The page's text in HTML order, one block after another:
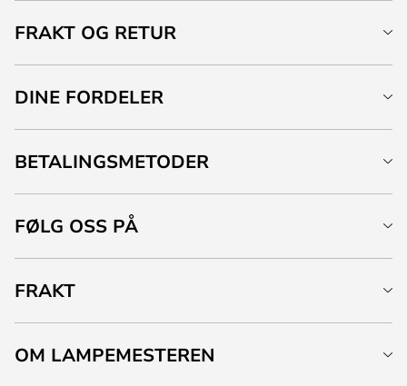
FRAKT OG RETUR
DINE FORDELER
BETALINGSMETODER
FØLG OSS PÅ
FRAKT
OM LAMPEMESTEREN